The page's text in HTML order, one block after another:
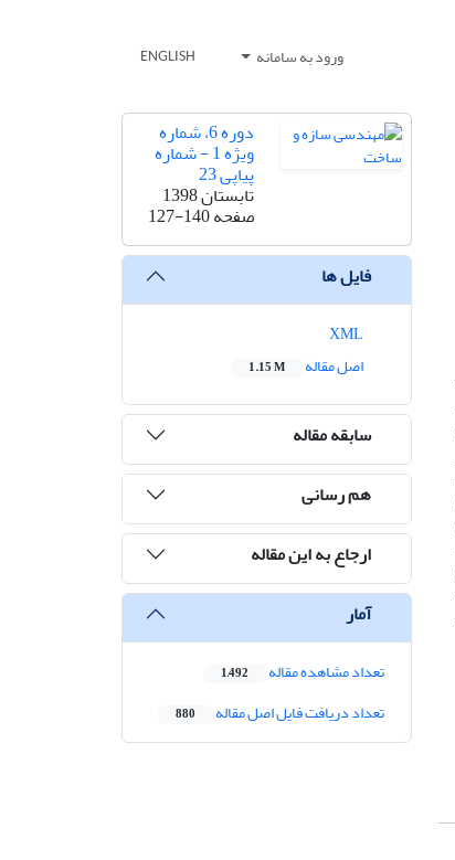
ورود به سامانه ENGLISH
دوره 6، شماره
ویژه 1 - شماره
پیاپی 23
تابستان 1398
صفحه127-140
فایل ها
اصل مقاله
1.15 M
سابقه مقاله
هم رسانی
ارجاع به این مقاله
آمار
تعداد مشاهده مقاله 1,492
تعداد دریافت فایل اصل مقاله 880